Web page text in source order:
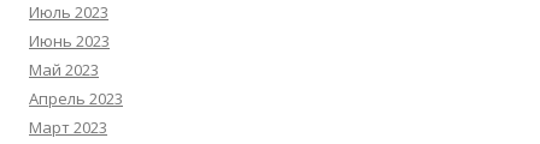
Июль 2023
Июнь 2023
Май 2023
Апрель 2023
Март 2023